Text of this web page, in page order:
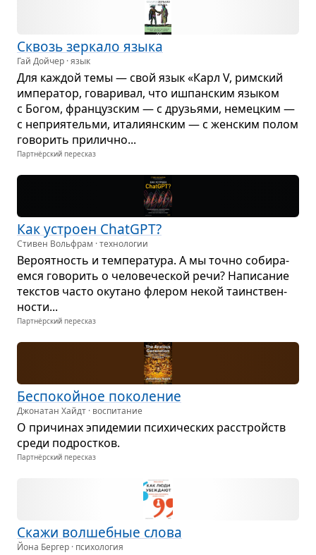
Сквозь зер­кало языка
Гай Дойчер · язык
Для каж­дой темы — свой язык «Карл V, рим­ский
импе­ра­тор, гова­ри­вал, что ишпан­ским язы­ком
с Богом, фран­цуз­ским — с дру­зьями, немец­ким —
с непри­я­тельми, ита­ли­ян­ским — с жен­ским полом
гово­рить при­лично...
Партнёрский пересказ
Как устроен ChatGPT?
Стивен Вольфрам · технологии
Веро­ят­ность и тем­пе­ра­тура. А мы точно соби­ра­
емся гово­рить о чело­ве­че­ской речи? Напи­са­ние
тек­стов часто оку­тано фле­ром некой таин­ствен­
но­сти...
Партнёрский пересказ
Бес­по­койное поко­ле­ние
Джонатан Хайдт · воспитание
О при­чи­нах эпи­де­мии пси­хи­че­ских рас­стройств
среди под­рост­ков.
Партнёрский пересказ
Скажи вол­шеб­ные слова
Йона Бергер · психология